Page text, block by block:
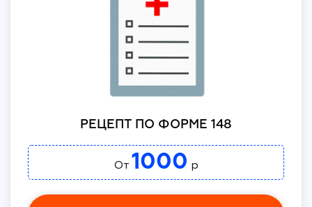
РЕЦЕПТ ПО ФОРМЕ 148
От 1000 р